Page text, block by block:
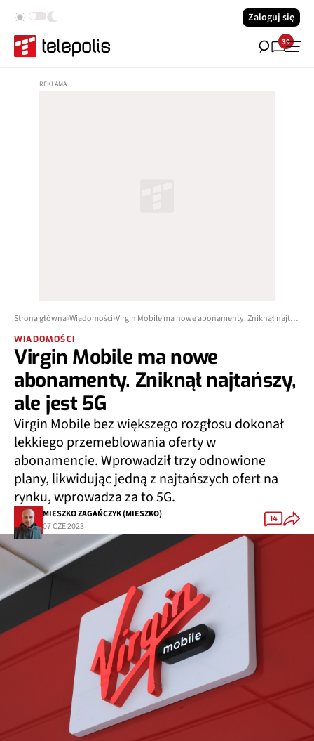
Zaloguj się
39
Strona główna Wiadomości Virgin Mobile ma nowe abonamenty. Zniknął najtańszy, ale jest 5G
WIADOMOŚCI
Virgin Mobile ma nowe
abonamenty. Zniknął najtańszy,
ale jest 5G
Virgin Mobile bez większego rozgłosu dokonał
lekkiego przemeblowania oferty w
abonamencie. Wprowadził trzy odnowione
plany, likwidując jedną z najtańszych ofert na
rynku, wprowadza za to 5G.
MIESZKO ZAGAŃCZYK (MIESZKO)
07 CZE 2023
14